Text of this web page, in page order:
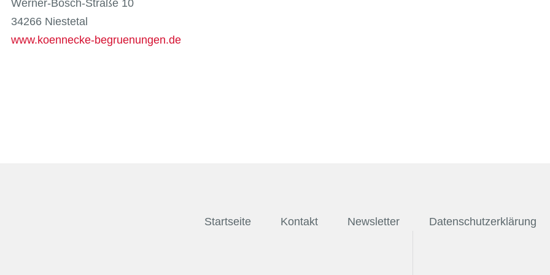
Werner-Bosch-Straße 10
34266 Niestetal
www.koennecke-begruenungen.de
Startseite Kontakt Newsletter Datenschutzerklärung